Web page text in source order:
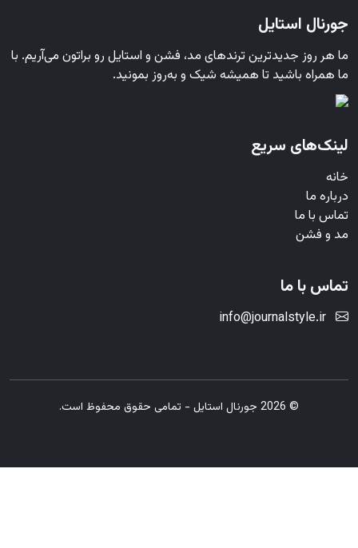
جورنال استایل
ما هر روز جدیدترین ترندهای مد، فشن و استایل رو براتون می‌آریم. با
ما همراه باشید تا همیشه شیک و به‌روز بمونید.
لینک‌های سریع
خانه
درباره ما
تماس با ما
مد و فشن
تماس با ما
info@journalstyle.ir
© 2026 جورنال استایل - تمامی حقوق محفوظ است.